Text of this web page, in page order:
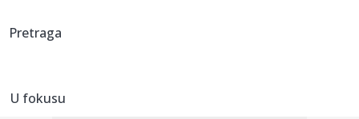
Teheran ob...
21:46:
Pretraga
U fokusu